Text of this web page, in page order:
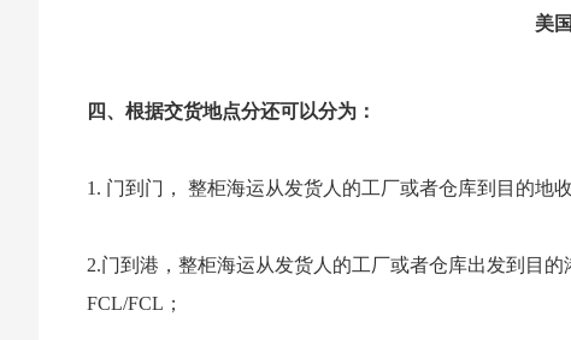
美
四、根据交货地点分还可以分为：
1. 门到门， 整柜海运从发货人的工厂或者仓库到目的地
2.门到港，整柜海运从发货人的工厂或者仓库出发到目
FCL/FCL；